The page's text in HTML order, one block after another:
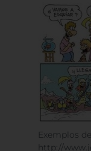
Exemplos
http://